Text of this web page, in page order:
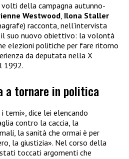
della campagna autunno-
Westwood, Ilona Staller
racconta, nell’intervista
il suo nuovo obiettivo: la volontà
elezioni politiche per fare ritorno
da deputata nella X
1992.
a tornare in politica
i temi», dice lei elencando
contro la caccia, la
la sanità che ormai è per
la giustizia». Nel corso della
toccati argomenti che